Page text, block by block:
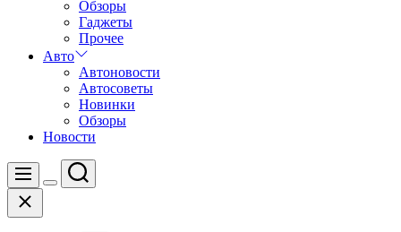
Обзоры
Гаджеты
Прочее
Авто
Автоновости
Автосоветы
Новинки
Обзоры
Новости
Меню
Цвет
Поиск
Закрыть